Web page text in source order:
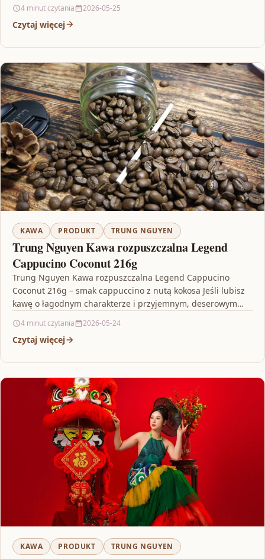
4 minut czytania 2026-05-25
Czytaj więcej
KAWA PRODUKT TRUNG NGUYEN
Trung Nguyen Kawa rozpuszczalna Legend
Cappucino Coconut 216g
Trung Nguyen Kawa rozpuszczalna Legend Cappucino
Coconut 216g – smak cappuccino z nutą kokosa Jeśli lubisz
kawę o łagodnym charakterze i przyjemnym, deserowym
4 minut czytania 2026-05-24
Czytaj więcej
KAWA PRODUKT TRUNG NGUYEN